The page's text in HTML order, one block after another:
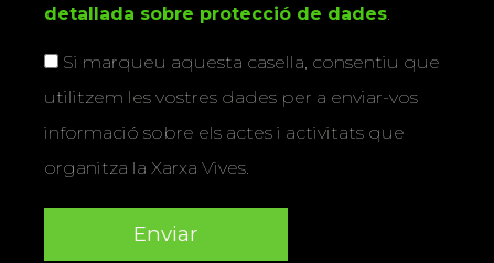
detallada sobre protecció de dades
Si marqueu aquesta casella, consentiu que
utilitzem les vostres dades per a enviar-vos
informació sobre els actes i activitats que
organitza la Xarxa Vives.